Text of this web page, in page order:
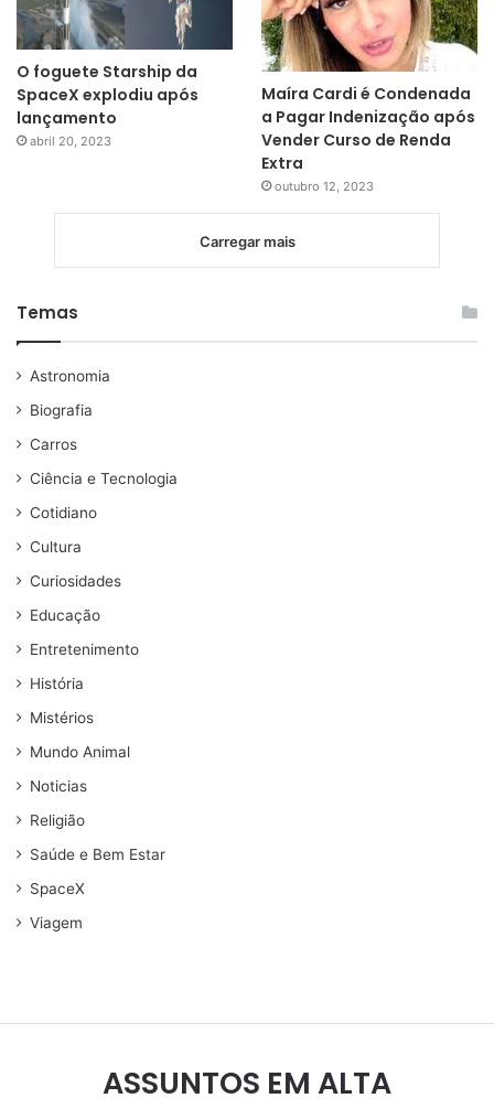
O foguete Starship da
SpaceX explodiu após
lançamento
abril 20, 2023
Maíra Cardi é Condenada
a Pagar Indenização após
Vender Curso de Renda
Extra
outubro 12, 2023
Carregar mais
Temas
Astronomia
Biografia
Carros
Ciência e Tecnologia
Cotidiano
Cultura
Curiosidades
Educação
Entretenimento
História
Mistérios
Mundo Animal
Noticias
Religião
Saúde e Bem Estar
SpaceX
Viagem
ASSUNTOS EM ALTA